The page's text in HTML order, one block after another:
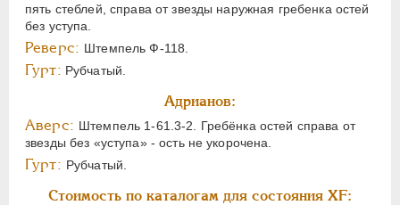
пять стеблей, справа от звезды наружная гребенка остей
без уступа.
Реверс: Штемпель Ф-118.
Гурт: Рубчатый.
Адрианов:
Аверс: Штемпель 1-61.3-2. Гребёнка остей справа от
звезды без «уступа» - ость не укорочена.
Гурт: Рубчатый.
Стоимость по каталогам для состояния XF: